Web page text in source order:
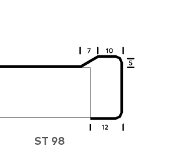
ST 98